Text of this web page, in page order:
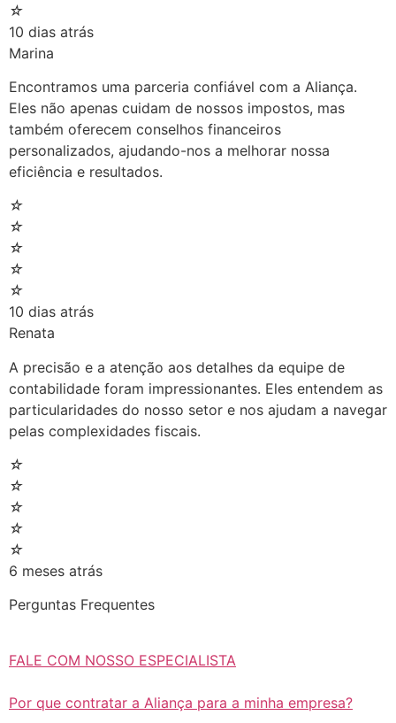
☆
10 dias atrás
Marina
Encontramos uma parceria confiável com a Aliança.
Eles não apenas cuidam de nossos impostos, mas
também oferecem conselhos financeiros
personalizados, ajudando-nos a melhorar nossa
eficiência e resultados.
☆
☆
☆
☆
☆
10 dias atrás
Renata
A precisão e a atenção aos detalhes da equipe de
contabilidade foram impressionantes. Eles entendem as
particularidades do nosso setor e nos ajudam a navegar
pelas complexidades fiscais.
☆
☆
☆
☆
☆
6 meses atrás
Perguntas Frequentes
FALE COM NOSSO ESPECIALISTA
Por que contratar a Aliança para a minha empresa?